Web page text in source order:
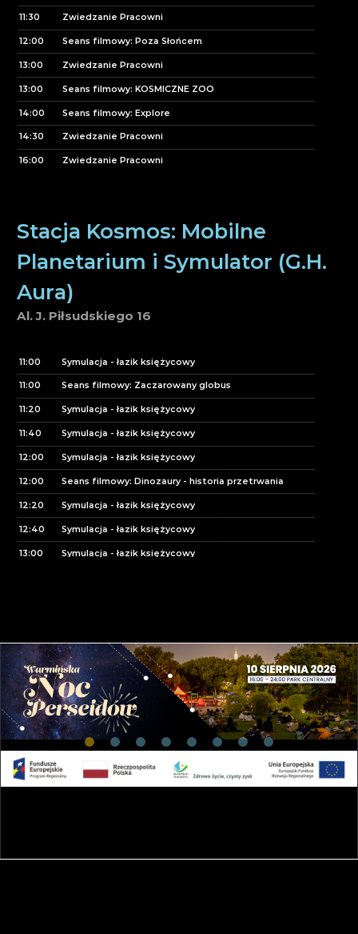
11:30 Zwiedzanie Pracowni
12:00 Seans filmowy: Poza Słońcem
13:00 Zwiedzanie Pracowni
13:00 Seans filmowy: KOSMICZNE ZOO
14:00 Seans filmowy: Explore
14:30 Zwiedzanie Pracowni
16:00 Zwiedzanie Pracowni
Stacja Kosmos: Mobilne
Planetarium i Symulator (G.H.
Aura)
Al. J. Piłsudskiego 16
11:00 Symulacja - łazik księżycowy
11:00 Seans filmowy: Zaczarowany globus
11:20 Symulacja - łazik księżycowy
11:40 Symulacja - łazik księżycowy
12:00 Symulacja - łazik księżycowy
12:00 Seans filmowy: Dinozaury - historia przetrwania
12:20 Symulacja - łazik księżycowy
12:40 Symulacja - łazik księżycowy
13:00 Symulacja - łazik księżycowy
14:00 Symulacja - łazik księżycowy
14:00 Seans filmowy: Nasz Wszechświat
14:20 Symulacja - łazik księżycowy
14:40 Symulacja - łazik księżycowy
Symulacja - łazik księżycowy
15:00 Seans filmowy: W poszukiwaniu Ciemnej materii